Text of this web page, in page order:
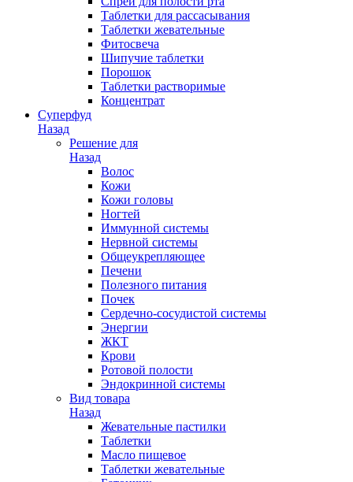
Таблетки для рассасывания
Таблетки жевательные
Фитосвеча
Шипучие таблетки
Порошок
Таблетки растворимые
Концентрат
Суперфуд
Назад
Решение для
Назад
Волос
Кожи
Кожи головы
Ногтей
Иммунной системы
Нервной системы
Общеукрепляющее
Печени
Полезного питания
Почек
Сердечно-сосудистой системы
Энергии
ЖКТ
Крови
Ротовой полости
Эндокринной системы
Вид товара
Назад
Жевательные пастилки
Таблетки
Масло пищевое
Таблетки жевательные